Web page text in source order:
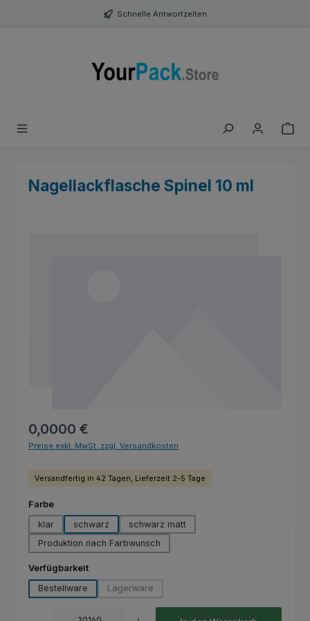
Zum Hauptinhalt springen Schnelle Antwortzeiten
Nagellackflasche Spinel 10 ml
Regulärer Preis:
0,0000 €
Preise exkl. MwSt. zzgl. Versandkosten
Versandfertig in 42 Tagen, Lieferzeit 2-5 Tage
Farbeauswählen
klar
schwarz
schwarz matt
Produktion nach Farbwunsch
Verfügbarkeitauswählen
Bestellware
Lagerware